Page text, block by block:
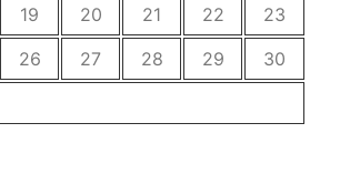
19 20 21 22
23
26 27 28 29
30